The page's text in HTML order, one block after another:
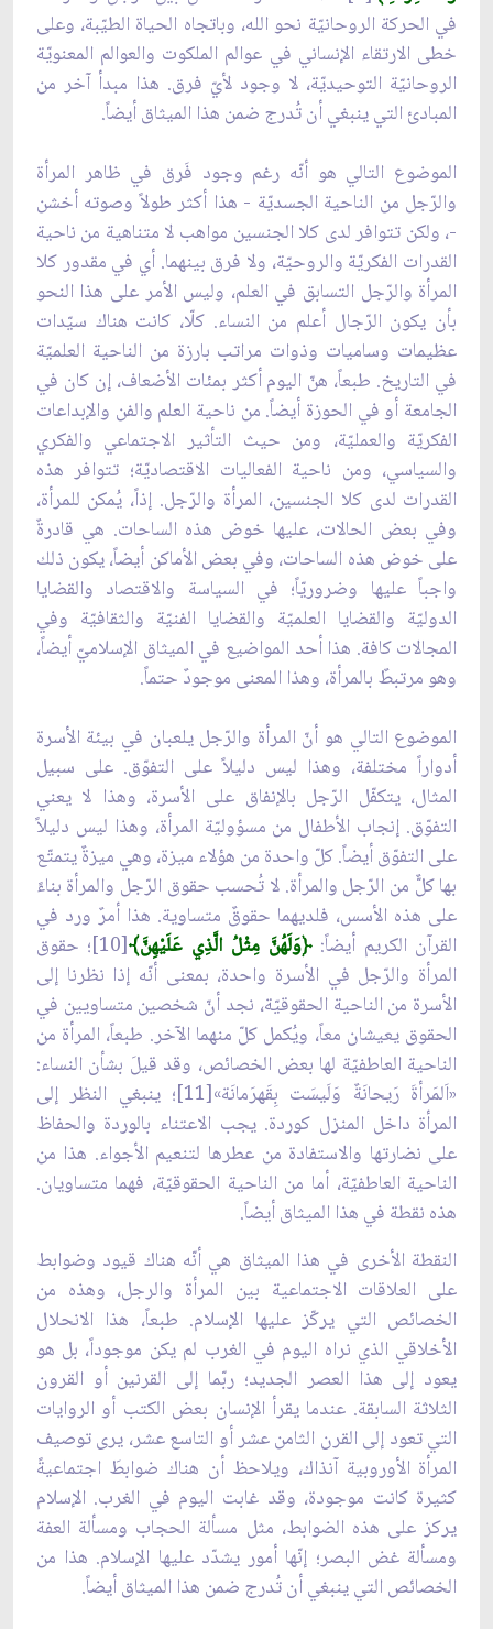
في الحركة الروحانيّة نحو الله، وباتجاه الحياة الطيّبة، وعلى
خطى الارتقاء الإنساني في عوالم الملكوت والعوالم المعنويّة
الروحانيّة التوحيديّة، لا وجود لأيّ فرق. هذا مبدأ آخر من
المبادئ التي ينبغي أن تُدرج ضمن هذا الميثاق أيضاً.
الموضوع التالي هو أنّه رغم وجود فَرق في ظاهر المرأة
والرّجل من الناحية الجسديّة - هذا أكثر طولاً وصوته أخشن
-، ولكن تتوافر لدى كلا الجنسين مواهب لا متناهية من ناحية
القدرات الفكريّة والروحيّة، ولا فرق بينهما. أي في مقدور كلا
المرأة والرّجل التسابق في العلم، وليس الأمر على هذا النحو
بأن يكون الرّجال أعلم من النساء. كلّا، كانت هناك سيّدات
عظيمات وساميات وذوات مراتب بارزة من الناحية العلميّة
في التاريخ. طبعاً، هنّ اليوم أكثر بمئات الأضعاف، إن كان في
الجامعة أو في الحوزة أيضاً. من ناحية العلم والفن والإبداعات
الفكريّة والعمليّة، ومن حيث التأثير الاجتماعي والفكري
والسياسي، ومن ناحية الفعاليات الاقتصاديّة؛ تتوافر هذه
القدرات لدى كلا الجنسين، المرأة والرّجل. إذاً، يُمكن للمرأة،
وفي بعض الحالات، عليها خوض هذه الساحات. هي قادرةٌ
على خوض هذه الساحات، وفي بعض الأماكن أيضاً، يكون ذلك
واجباً عليها وضروريّاً؛ في السياسة والاقتصاد والقضايا
الدوليّة والقضايا العلميّة والقضايا الفنيّة والثقافيّة وفي
المجالات كافة. هذا أحد المواضيع في الميثاق الإسلاميّ أيضاً،
وهو مرتبطٌ بالمرأة، وهذا المعنى موجودٌ حتماً.
الموضوع التالي هو أنّ المرأة والرّجل يلعبان في بيئة الأسرة
أدواراً مختلفة، وهذا ليس دليلاً على التفوّق. على سبيل
المثال، يتكفّل الرّجل بالإنفاق على الأسرة، وهذا لا يعني
التفوّق. إنجاب الأطفال من مسؤوليّة المرأة، وهذا ليس دليلاً
على التفوّق أيضاً. كلّ واحدة من هؤلاء ميزة، وهي ميزةٌ يتمتّع
بها كلٌّ من الرّجل والمرأة. لا تُحسب حقوق الرّجل والمرأة بناءً
على هذه الأسس، فلديهما حقوقٌ متساوية. هذا أمرٌ ورد في
القرآن الكريم أيضاً:﴿وَلَهُنَّ مِثْلُ الَّذِي عَلَيْهِنَّ﴾
[10]؛ حقوق
المرأة والرّجل في الأسرة واحدة، بمعنى أنّه إذا نظرنا إلى
الأسرة من الناحية الحقوقيّة، نجد أنّ شخصين متساويين في
الحقوق يعيشان معاً، ويُكمل كلّ منهما الآخر. طبعاً، المرأة من
الناحية العاطفيّة لها بعض الخصائص، وقد قيلَ بشأن النساء:
«اَلمَرأةَ رَيحانَةٌ وَلَيسَت بِقَهرَمانَة»[11]؛ ينبغي النظر إلى
المرأة داخل المنزل كوردة. يجب الاعتناء بالوردة والحفاظ
على نضارتها والاستفادة من عطرها لتنعيم الأجواء. هذا من
الناحية العاطفيّة، أما من الناحية الحقوقيّة، فهما متساويان.
هذه نقطة في هذا الميثاق أيضاً.
النقطة الأخرى في هذا الميثاق هي أنّه هناك قيود وضوابط
على العلاقات الاجتماعية بين المرأة والرجل، وهذه من
الخصائص التي يركّز عليها الإسلام. طبعاً، هذا الانحلال
الأخلاقي الذي نراه اليوم في الغرب لم يكن موجوداً، بل هو
يعود إلى هذا العصر الجديد؛ ربّما إلى القرنين أو القرون
الثلاثة السابقة. عندما يقرأ الإنسان بعض الكتب أو الروايات
التي تعود إلى القرن الثامن عشر أو التاسع عشر، يرى توصيف
المرأة الأوروبية آنذاك، ويلاحظ أن هناك ضوابطَ اجتماعيةً
كثيرة كانت موجودة، وقد غابت اليوم في الغرب. الإسلام
يركز على هذه الضوابط، مثل مسألة الحجاب ومسألة العفة
ومسألة غض البصر؛ إنّها أمور يشدّد عليها الإسلام. هذا من
الخصائص التي ينبغي أن تُدرج ضمن هذا الميثاق أيضاً.